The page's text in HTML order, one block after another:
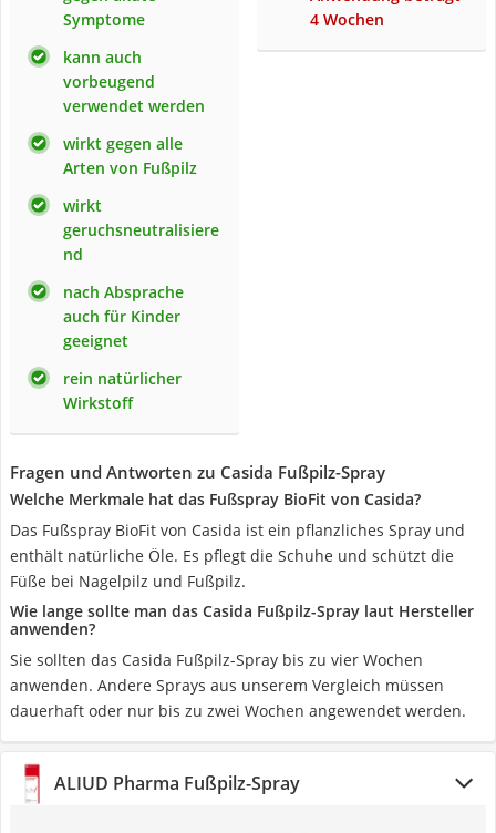
Symptome
kann auch
vorbeugend
verwendet werden
wirkt gegen alle
Arten von Fußpilz
wirkt
geruchsneutralisiere
nd
nach Absprache
auch für Kinder
geeignet
rein natürlicher
Wirkstoff
4 Wochen
Fragen und Antworten zu Casida Fußpilz-Spray
Welche Merkmale hat das Fußspray BioFit von Casida?
Das Fußspray BioFit von Casida ist ein pflanzliches Spray und
enthält natürliche Öle. Es pflegt die Schuhe und schützt die
Füße bei Nagelpilz und Fußpilz.
Wie lange sollte man das Casida Fußpilz-Spray laut Hersteller
anwenden?
Sie sollten das Casida Fußpilz-Spray bis zu vier Wochen
anwenden. Andere Sprays aus unserem Vergleich müssen
dauerhaft oder nur bis zu zwei Wochen angewendet werden.
ALIUD Pharma Fußpilz-Spray